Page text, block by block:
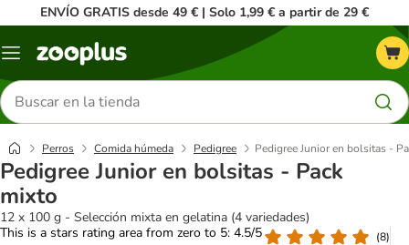
ENVÍO GRATIS desde 49 € | Solo 1,99 € a partir de 29 €
Menú
Buscar
productos
Perros Comida húmeda Pedigree Pedigree Junior en bolsitas -
Pedigree Junior en bolsitas - Pack
mixto
12 x 100 g - Selección mixta en gelatina (4 variedades)
This is a stars rating area from zero to 5: 4.5/5
(8)